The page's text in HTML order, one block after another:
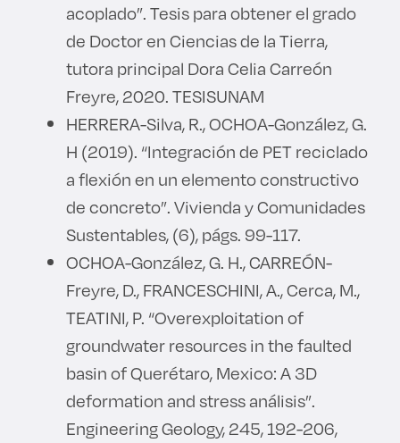
acoplado”. Tesis para obtener el grado
de Doctor en Ciencias de la Tierra,
tutora principal Dora Celia Carreón
Freyre, 2020. TESISUNAM
HERRERA-Silva, R., OCHOA-González, G.
H (2019). “Integración de PET reciclado
a flexión en un elemento constructivo
de concreto”. Vivienda y Comunidades
Sustentables, (6), págs. 99-117.
OCHOA-González, G. H., CARREÓN-
Freyre, D., FRANCESCHINI, A., Cerca, M.,
TEATINI, P. “Overexploitation of
groundwater resources in the faulted
basin of Querétaro, Mexico: A 3D
deformation and stress análisis”.
Engineering Geology, 245, 192-206,